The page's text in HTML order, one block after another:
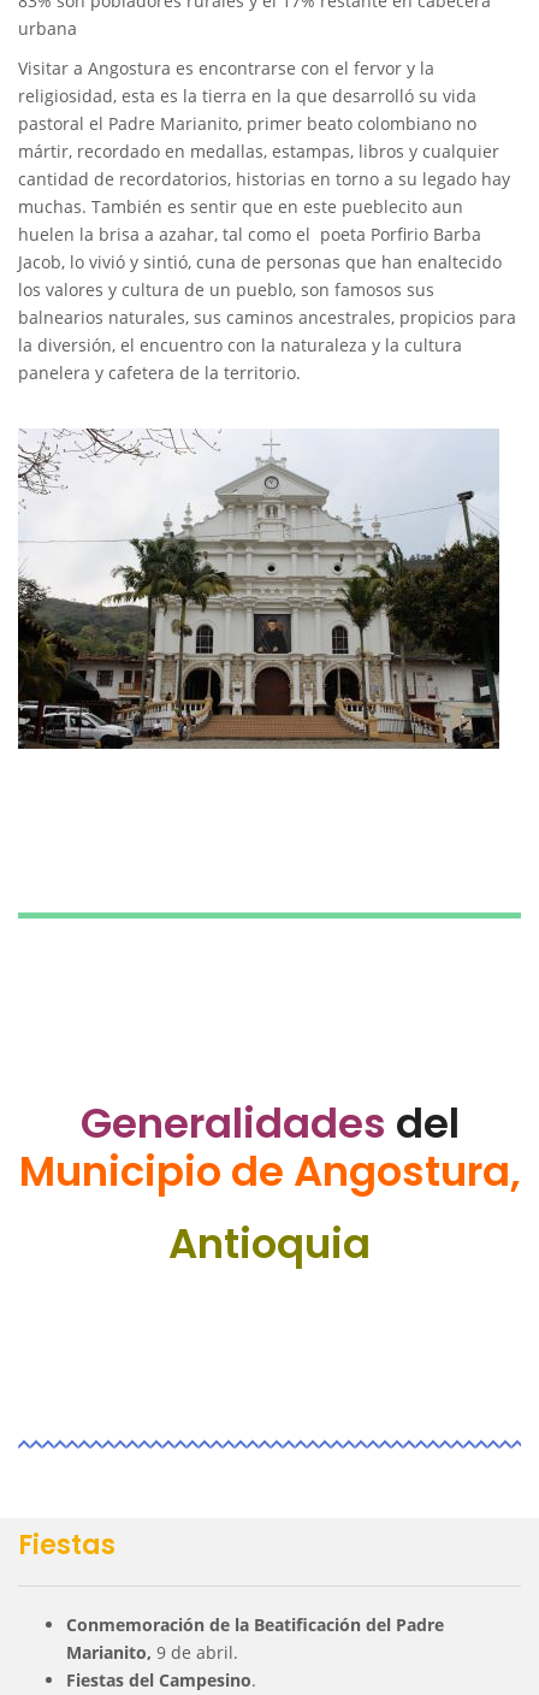
urbana
Visitar a Angostura es encontrarse con el fervor y la
religiosidad, esta es la tierra en la que desarrolló su vida
pastoral el Padre Marianito, primer beato colombiano no
mártir, recordado en medallas, estampas, libros y cualquier
cantidad de recordatorios, historias en torno a su legado hay
muchas. También es sentir que en este pueblecito aun
huelen la brisa a azahar, tal como el poeta Porfirio Barba
Jacob, lo vivió y sintió, cuna de personas que han enaltecido
los valores y cultura de un pueblo, son famosos sus
balnearios naturales, sus caminos ancestrales, propicios para
la diversión, el encuentro con la naturaleza y la cultura
panelera y cafetera de la territorio.
Generalidades del
Municipio de Angostura,
Antioquia
Fiestas
Conmemoración de la Beatificación del Padre
Marianito, 9 de abril.
Fiestas del Campesino.